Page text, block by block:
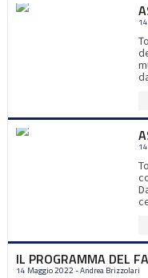
IL PROGRAMMA DEL
14 Maggio 2022 - Andrea Brizzolari